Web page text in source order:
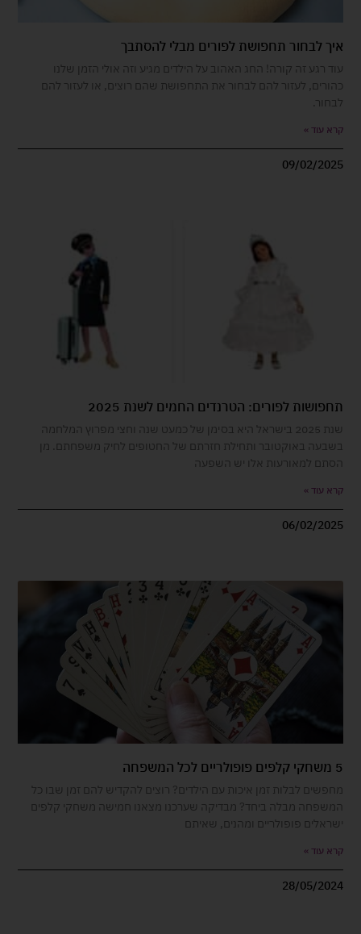
איך לבחור תחפושת לפורים מבלי להסתבך
עוד רגע זה קורה! החג האהוב על הילדים מגיע וזה אולי הזמן שלנו
כהורים, לעזור להם לבחור את התחפושת שהם רוצים, או לעזור להם
לבחור.
קרא עוד »
09/02/2025
תחפושות לפורים: הטרנדים החמים לשנת 2025
שנת 2025 בישראל היא בסימן של כמעט שנה וחצי מפרוץ המלחמה
בשבעה באוקטובר ותחילת חזרתם של החטופים לחיק משפחתם. מן
הסתם למאורעות אלו יש השפעה
קרא עוד »
06/02/2025
5 משחקי קלפים פופולריים לכל המשפחה
מחפשים לבלות זמן איכות עם הילדים? רוצים להקדיש להם זמן שבו כל
המשפחה מבלה ביחד? מבדיקה שערכנו מצאנו חמישה משחקי קלפים
ישראלים פופולריים ומהנים, שאיתם
קרא עוד »
28/05/2024